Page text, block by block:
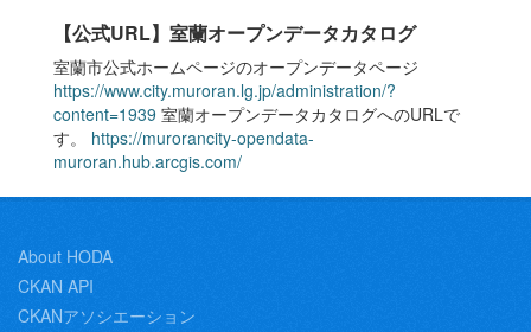
【公式URL】室蘭オープンデータカタログ
室蘭市公式ホームページのオープンデータページ
https://www.city.muroran.lg.jp/administration/?
content=1939 室蘭オープンデータカタログへのURLで
す。 https://murorancity-opendata-
muroran.hub.arcgis.com/
About HODA
CKAN API
CKANアソシエーション